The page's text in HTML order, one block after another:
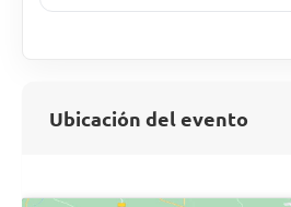
Ubicación del evento